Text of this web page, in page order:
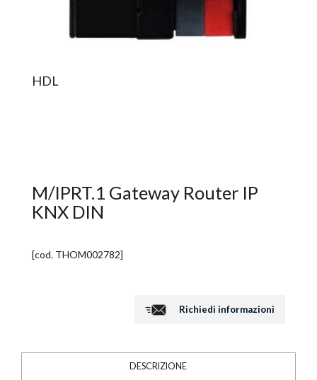
HDL
M/IPRT.1 Gateway Router IP
KNX DIN
[cod. THOM002782]
Richiedi informazioni
DESCRIZIONE